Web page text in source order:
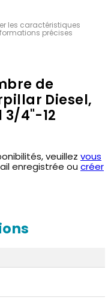
les caractéristiques
précises
de
Diesel,
4"-12
veuillez vous
enregistrée ou créer